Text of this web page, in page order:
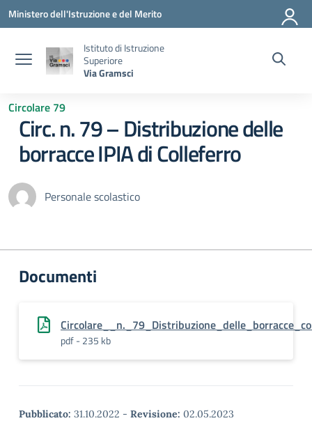
Vai ai contenuti
Vai al menu di navigazione
Vai al footer
Ministero dell'Istruzione e del Merito
Istituto di Istruzione
Superiore
Via Gramsci
Circolare 79
Circ. n. 79 – Distribuzione delle
borracce IPIA di Colleferro
Personale scolastico
Documenti
pdf - 235 kb
Pubblicato: 31.10.2022 - Revisione: 02.05.2023